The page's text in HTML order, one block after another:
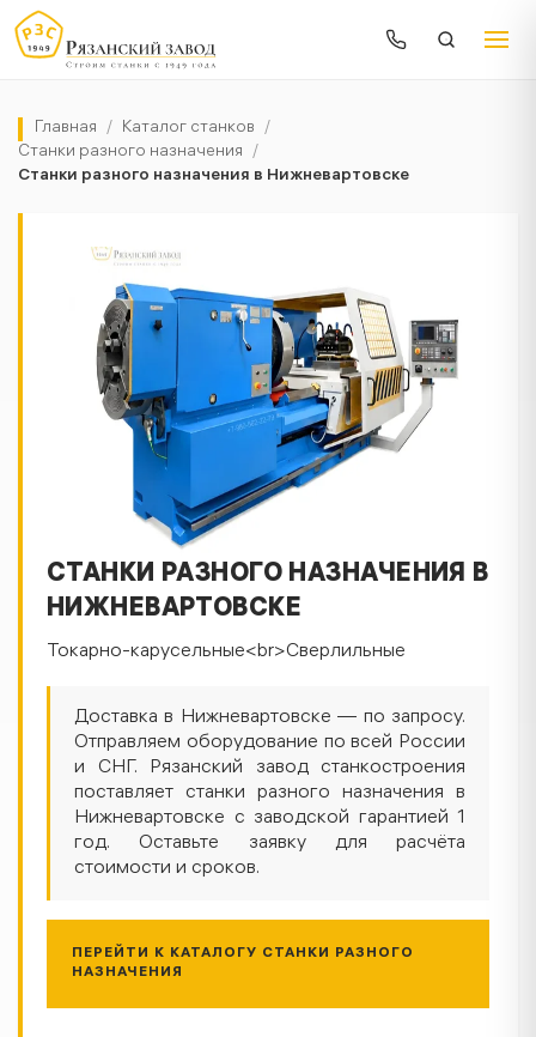
Главная / Каталог станков /
Станки разного назначения /
Станки разного назначения в Нижневартовске
СТАНКИ РАЗНОГО НАЗНАЧЕНИЯ В
НИЖНЕВАРТОВСКЕ
Токарно-карусельные<br>Сверлильные
Доставка в Нижневартовске — по запросу.
Отправляем оборудование по всей России
и СНГ. Рязанский завод станкостроения
поставляет станки разного назначения в
Нижневартовске с заводской гарантией 1
год. Оставьте заявку для расчёта
стоимости и сроков.
ПЕРЕЙТИ К КАТАЛОГУ СТАНКИ РАЗНОГО
НАЗНАЧЕНИЯ